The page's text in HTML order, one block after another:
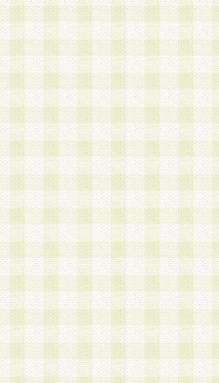
を行うものとします。当社は、会員登録を承認し
会員として本サービスを 受けるためのログイン
を付与します。
3.会員は、会員登録の際に申告する登録情報の全
いかなる虚偽の申告をも行ってはならないものと
4.会員は、複数のログインＩＤおよびパスワード
いものとします。
第4条 ログインIDおよびパスワードの管理
1.会員は、会員登録後、本サイト内にて本サービ
加する際には、前条に基づき当社から付与された
スワードを使用するものとします。
2.登録の際に当社が付与したログインIDおよびパ
の使用に関しては、全て会員本人がその責任を負
3.会員は、当社から付与されたログインIDおよび
貸与、名義変更、売買その他形態を問わず第三者
ならないものとします。
4.当社は、会員によるログインIDおよびパスワー
盗用など第三者の利用に伴う損害の発生について
き事由の有無、その他原因の如何を問わず、一切
のとします。
第5条 会員の登録情報
1.当社は、会員の登録情報に含まれる氏名・住所
アドレス等会員個人を識別できる情報を当社が別
シーポリシー
」に基づき適切に取り扱うものとし
は、当該個人情報を以下の各号に定める目的に利
す。なお、これら事項以外の目的で個人情報を利